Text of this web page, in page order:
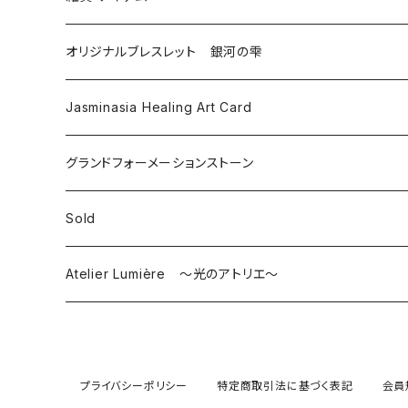
オリジナルブレスレット 銀河の雫
Jasminasia Healing Art Card
グランドフォーメーションストーン
Sold
Atelier Lumière ～光のアトリエ～
プライバシーポリシー 特定商取引法に基づく表記 会